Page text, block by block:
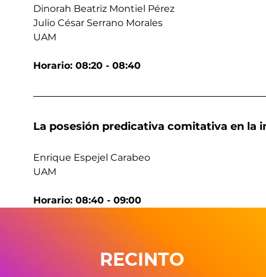
Dinorah Beatriz Montiel Pérez
Julio César Serrano Morales
UAM
Horario: 08:20 - 08:40
La posesión predicativa comitativa en la
Enrique Espejel Carabeo
UAM
Horario: 08:40 - 09:00
RECINTO